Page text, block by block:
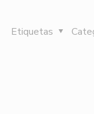
Etiquetas